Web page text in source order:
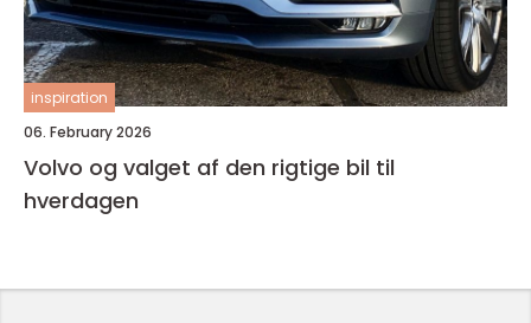
inspiration
06. February 2026
Volvo og valget af den rigtige bil til
hverdagen